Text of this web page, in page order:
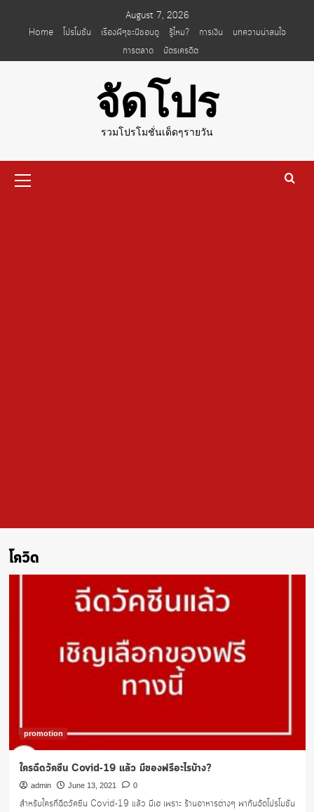
August 7, 2026
Home
โปรโมชั่น เรื่องผีๆชะนีชอบดู รู้ไหม? การเงิน
บทความน่าสนใจ
การตลาด
บัตรเครดิต
จัดโปร
รวมโปรโมชั่นเด็ดๆรายวัน
Menu
โควิด
promotion
ใครฉีดวัคซีน Covid-19 แล้ว มีของฟรีอะไรบ้าง?
admin June 13, 2021 0
สำหรับใครที่ฉีดวัคซีน Covid-19 แล้ว มีเฮ เพราะ ร้านอาหารต่างๆ พากันจัดโปรโมชั่น